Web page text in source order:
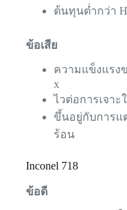
ต้นทุนต่ำกว่า
ข้อเสีย
ความแข็งแรง
x
ไวต่อการเจา
ขึ้นอยู่กับการแ
ร้อน
Inconel 718
ข้อดี